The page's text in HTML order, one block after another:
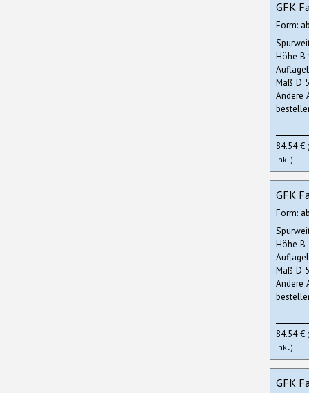
GFK
Form:
Höhe B
Maß D
Andere
84.54 €
Inkl.)
GFK
Form:
Höhe B
Maß D
Andere
84.54 €
Inkl.)
GFK